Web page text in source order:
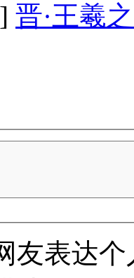
晋·王羲
友表达